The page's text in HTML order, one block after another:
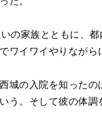
の家族とともに、
ワイワイやりながら
城の入院を知った
う。そして彼の体